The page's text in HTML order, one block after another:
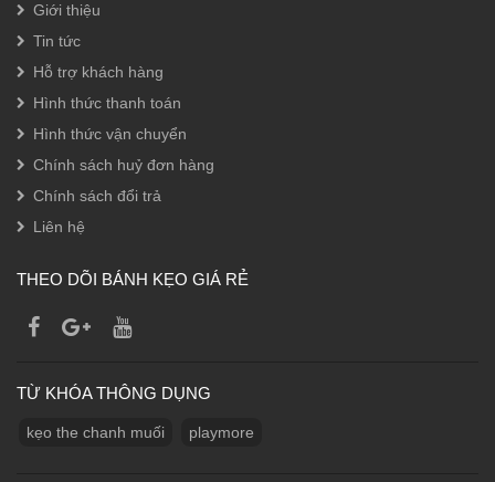
Giới thiệu
Tin tức
Hỗ trợ khách hàng
Hình thức thanh toán
Hình thức vận chuyển
Chính sách huỷ đơn hàng
Chính sách đổi trả
Liên hệ
THEO DÕI BÁNH KẸO GIÁ RẺ
TỪ KHÓA THÔNG DỤNG
kẹo the chanh muối playmore